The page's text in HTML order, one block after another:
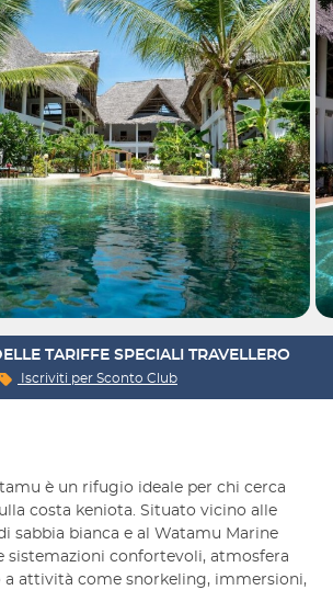
TARIFFE SPECIALI TRAVELLERO
Iscriviti per Sconto Club
è un rifugio ideale per chi cerca
costa keniota. Situato vicino alle
sabbia bianca e al Watamu Marine
sistemazioni confortevoli, atmosfera
a attività come snorkeling, immersioni,